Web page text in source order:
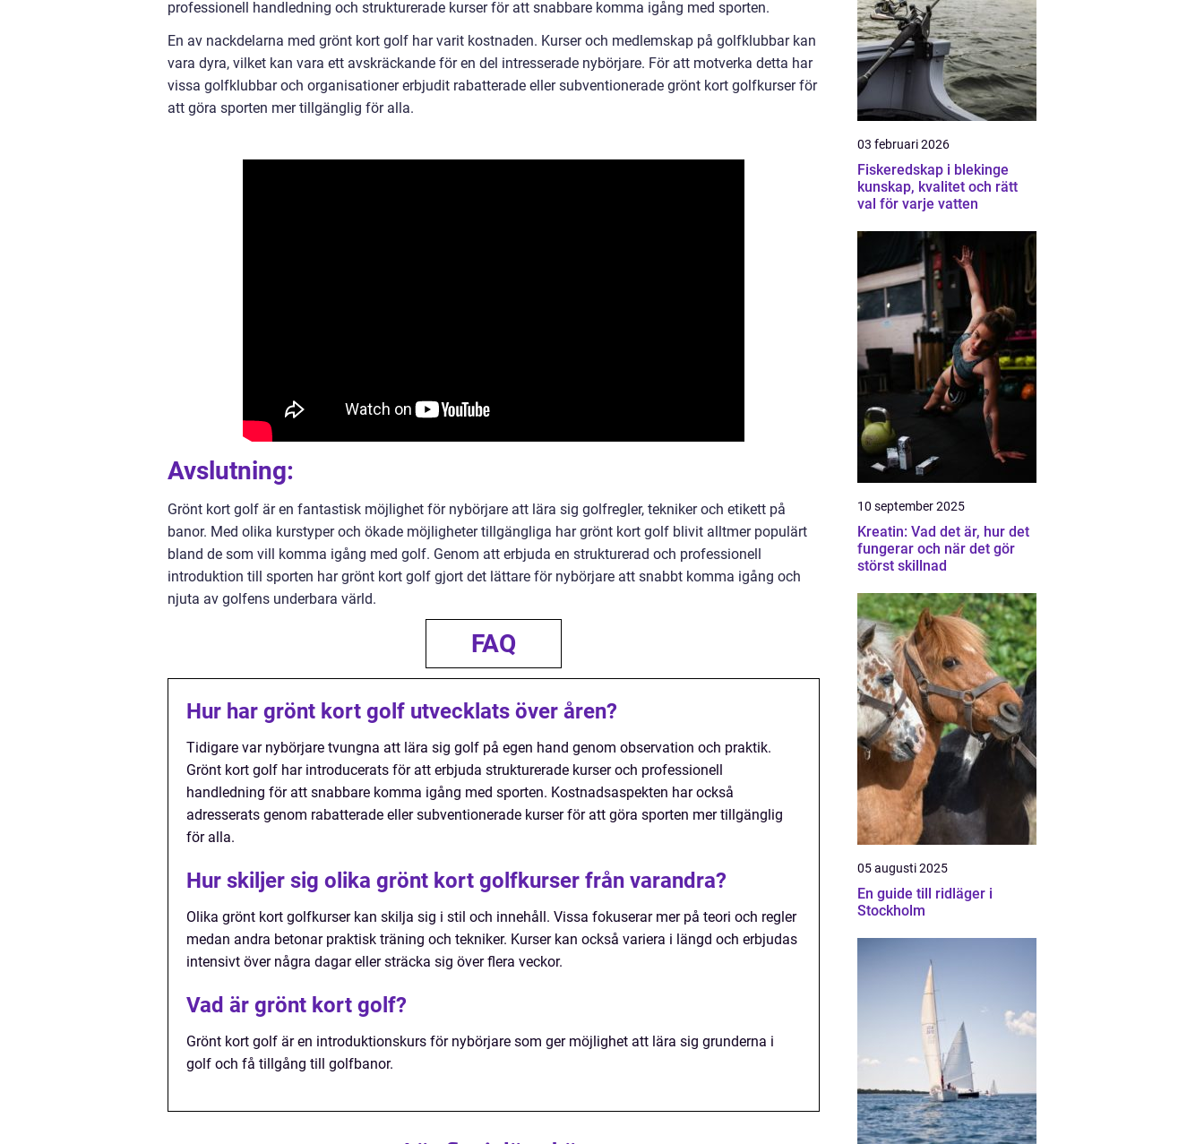
professionell handledning och strukturerade kurser för att snabbare komma igång med sporten.
En av nackdelarna med grönt kort golf har varit kostnaden. Kurser och medlemskap på golfklubbar kan
vara dyra, vilket kan vara ett avskräckande för en del intresserade nybörjare. För att motverka detta har
vissa golfklubbar och organisationer erbjudit rabatterade eller subventionerade grönt kort golfkurser för
att göra sporten mer tillgänglig för alla.
Avslutning:
Grönt kort golf är en fantastisk möjlighet för nybörjare att lära sig golfregler, tekniker och etikett på
banor. Med olika kurstyper och ökade möjligheter tillgängliga har grönt kort golf blivit alltmer populärt
bland de som vill komma igång med golf. Genom att erbjuda en strukturerad och professionell
introduktion till sporten har grönt kort golf gjort det lättare för nybörjare att snabbt komma igång och
njuta av golfens underbara värld.
FAQ
Hur har grönt kort golf utvecklats över åren?
Tidigare var nybörjare tvungna att lära sig golf på egen hand genom observation och praktik.
Grönt kort golf har introducerats för att erbjuda strukturerade kurser och professionell
handledning för att snabbare komma igång med sporten. Kostnadsaspekten har också
adresserats genom rabatterade eller subventionerade kurser för att göra sporten mer tillgänglig
för alla.
Hur skiljer sig olika grönt kort golfkurser från varandra?
Olika grönt kort golfkurser kan skilja sig i stil och innehåll. Vissa fokuserar mer på teori och regler
medan andra betonar praktisk träning och tekniker. Kurser kan också variera i längd och erbjudas
intensivt över några dagar eller sträcka sig över flera veckor.
Vad är grönt kort golf?
Grönt kort golf är en introduktionskurs för nybörjare som ger möjlighet att lära sig grunderna i
golf och få tillgång till golfbanor.
03 februari 2026
Fiskeredskap i blekinge
kunskap, kvalitet och rätt
val för varje vatten
10 september 2025
Kreatin: Vad det är, hur det
fungerar och när det gör
störst skillnad
05 augusti 2025
En guide till ridläger i
Stockholm